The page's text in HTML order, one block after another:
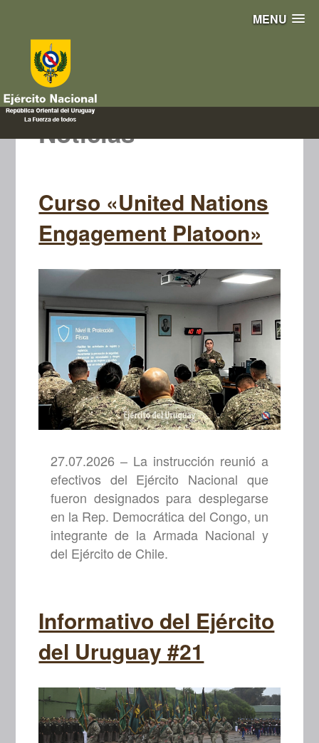
MENU
Noticias
Curso «United Nations
Engagement Platoon»
27.07.2026 – La instrucción reunió a
efectivos del Ejército Nacional que
fueron designados para desplegarse
en la Rep. Democrática del Congo, un
integrante de la Armada Nacional y
del Ejército de Chile.
Informativo del Ejército
del Uruguay #21